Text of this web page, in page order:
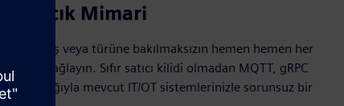
Açık Mimari
yaş veya türüne bakılmaksızın hemen hemen her
bağlayın. Sıfır satıcı kilidi olmadan MQTT, gRPC
aracılığıyla mevcut IT/OT sistemlerinizle sorunsuz bir